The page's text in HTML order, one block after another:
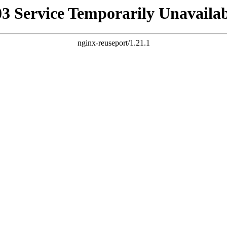
Service Temporarily
nginx-reuseport/1.21.1